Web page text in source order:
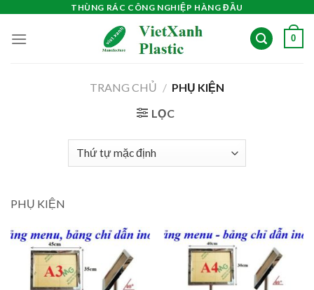
content
THÙNG RÁC CÔNG NGHIỆP HÀNG ĐẦU
0
TRANG CHỦ / PHỤ KIỆN
LỌC
PHỤ KIỆN